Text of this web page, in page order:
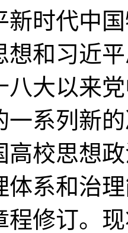
新时代中
想和习近
八大以来
一系列新
高校思想
体系和治
程修订。